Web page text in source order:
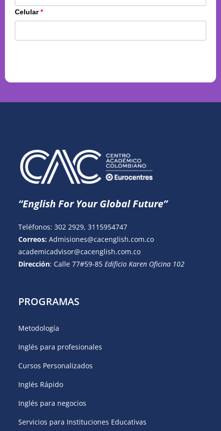
Celular*
“English For Your Global Future”
Teléfonos: 302 2929,3115954747
Correos:Admisiones@cacenglish.com.co
academicadvisor@cacenglish.com.co
Dirección: Calle 77#59-85 Edificio Karen Oficina 102
PROGRAMAS
Metodología
Inglés para profesionales
Cursos Personalizados
Inglés Rápido
Inglés para negocios
Servicios para Instituciones Educativas